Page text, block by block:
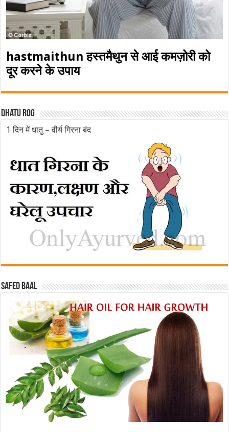
hastmaithun हस्तमैथुन से आई कमज़ोरी को
दूर करने के उपाय
Dhatu rog
1 दिन में धातु – वीर्य गिरना बंद
Safed baal